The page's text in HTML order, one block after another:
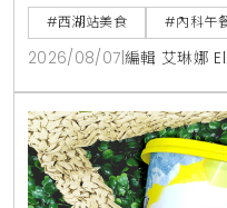
酸甜解膩的蕃茄紅燒牛
臭豆腐白肉麵。本文完
與營業時間一次整理給
#西湖站美食 #內科午
2026/08/07 編輯 艾琳娜